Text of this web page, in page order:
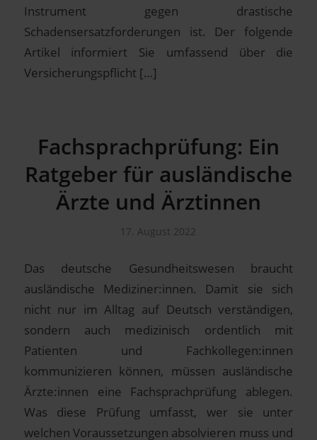
Instrument gegen drastische
Schadensersatzforderungen ist. Der folgende
Artikel informiert Sie umfassend über die
Versicherungspflicht […]
Fachsprachprüfung: Ein
Ratgeber für ausländische
Ärzte und Ärztinnen
17. August 2022
Das deutsche Gesundheitswesen braucht
ausländische Mediziner:innen. Damit sie sich
nicht nur im Alltag auf Deutsch verständigen,
sondern auch medizinisch ordentlich mit
Patienten und Fachkollegen:innen
kommunizieren können, müssen ausländische
Ärzte:innen eine Fachsprachprüfung ablegen.
Was diese Prüfung umfasst, wer sie unter
welchen Voraussetzungen absolvieren muss und